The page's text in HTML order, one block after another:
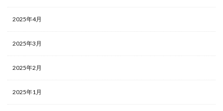
2025年4月
2025年3月
2025年2月
2025年1月